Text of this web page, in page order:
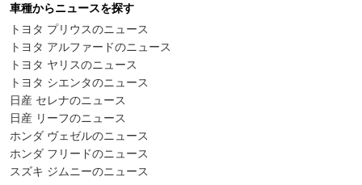
車種からニュースを探す
トヨタ プリウスのニュース
トヨタ アルファードのニュース
トヨタ ヤリスのニュース
トヨタ シエンタのニュース
日産 セレナのニュース
日産 リーフのニュース
ホンダ ヴェゼルのニュース
ホンダ フリードのニュース
スズキ ジムニーのニュース